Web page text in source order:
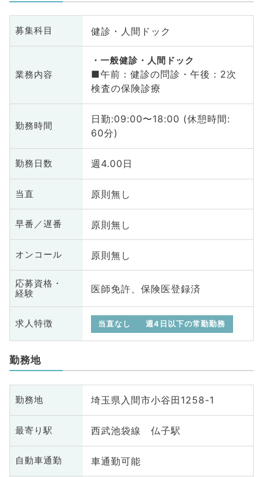
募集科目 健診・人間ドック
業務内容
一般健診・人間ドック
■午前：健診の問診・午後：2次
検査の保険診療
勤務時間
日勤:09:00〜18:00 (休憩時間:
60分)
勤務日数 週4.00日
当直 原則無し
早番／遅番 原則無し
オンコール 原則無し
応募資格・
経験
医師免許、保険医登録済
求人特徴 当直なし 週4日以下の常勤勤務
勤務地
勤務地 埼玉県入間市小谷田1258-1
最寄り駅 西武池袋線 仏子駅
自動車通勤 車通勤可能